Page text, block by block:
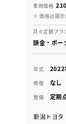
車両価格
※ 価格は展示
月々定額プラ
頭金・ボ
年式 2022
修復 なし
整備 定期
新潟トヨ